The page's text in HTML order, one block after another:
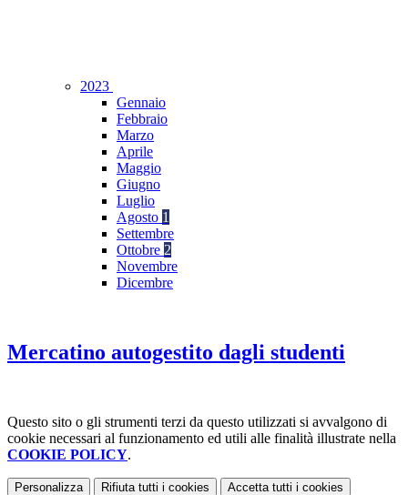
2023
Gennaio
Febbraio
Marzo
Aprile
Maggio
Giugno
Luglio
Agosto 1
Settembre
Ottobre 2
Novembre
Dicembre
Mercatino autogestito dagli studenti
Questo sito o gli strumenti terzi da questo utilizzati si avvalgono di
cookie necessari al funzionamento ed utili alle finalità illustrate nella
COOKIE POLICY.
Personalizza Rifiuta tutti i cookies Accetta tutti i cookies